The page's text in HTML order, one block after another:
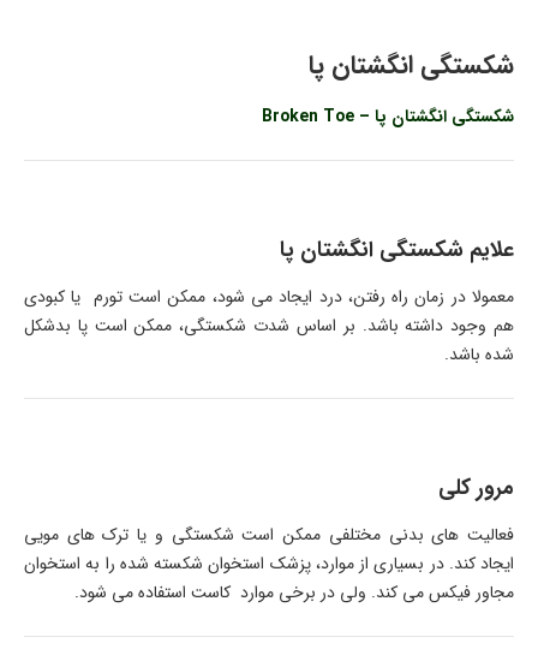
شکستگی انگشتان پا
شکستگی انگشتان پا – Broken Toe
علایم شکستگی انگشتان پا
معمولا در زمان راه رفتن، درد ایجاد می شود، ممکن است تورم یا کبودی
هم وجود داشته باشد. بر اساس شدت شکستگی، ممکن است پا بدشکل
شده باشد.
مرور کلی
فعالیت های بدنی مختلفی ممکن است شکستگی و یا ترک های مویی
ایجاد کند. در بسیاری از موارد، پزشک استخوان شکسته شده را به استخوان
مجاور فیکس می کند. ولی در برخی موارد کاست استفاده می شود.